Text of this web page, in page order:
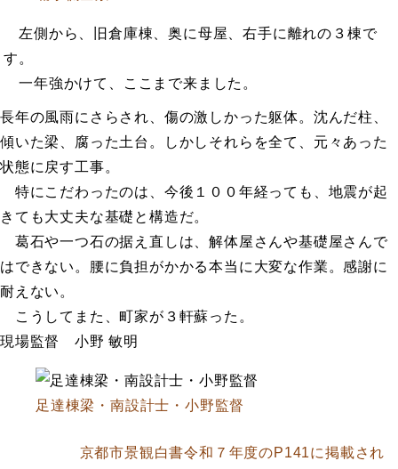
左側から、旧倉庫棟、奥に母屋、右手に離れの３棟で
す。
一年強かけて、ここまで来ました。
長年の風雨にさらされ、傷の激しかった躯体。沈んだ柱、
傾いた梁、腐った土台。しかしそれらを全て、元々あった
状態に戻す工事。
特にこだわったのは、今後１００年経っても、地震が起
きても大丈夫な基礎と構造だ。
葛石や一つ石の据え直しは、解体屋さんや基礎屋さんで
はできない。腰に負担がかかる本当に大変な作業。感謝に
耐えない。
こうしてまた、町家が３軒蘇った。
現場監督 小野 敏明
足達棟梁・南設計士・小野監督
京都市景観白書令和７年度のP141に掲載され